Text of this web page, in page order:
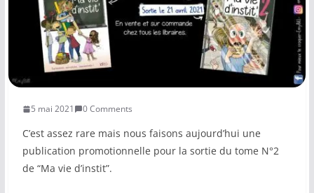
VIE PROFESSIONNELLE
Ressources
Agenda
Mouvement
5 mai 2021 0 Comments
C’est assez rare mais nous faisons aujourd’hui une
publication promotionnelle pour la sortie du tome N°2
de “Ma vie d’instit”.